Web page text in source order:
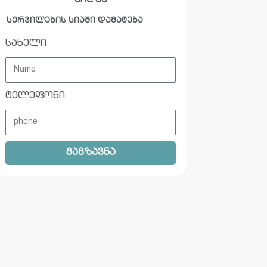
სურვილების სიაში დამატება
სახელი
ტელეფონი
გაგზავნა